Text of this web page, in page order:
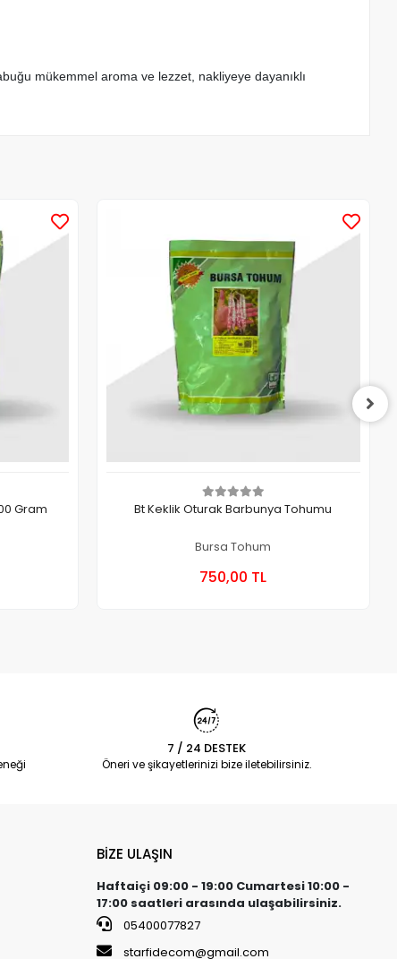
mükemmel aroma ve lezzet, nakliyeye dayanıklı
Gram Bt Keklik Oturak Barbunya Tohumu
Bursa Tohum
750,00 TL
7 / 24 DESTEK
Öneri ve şikayetlerinizi bize iletebilirsiniz.
BİZE ULAŞIN
Haftaiçi 09:00 - 19:00 Cumartesi 10:00 -
17:00 saatleri arasında ulaşabilirsiniz.
05400077827
starfidecom@gmail.com